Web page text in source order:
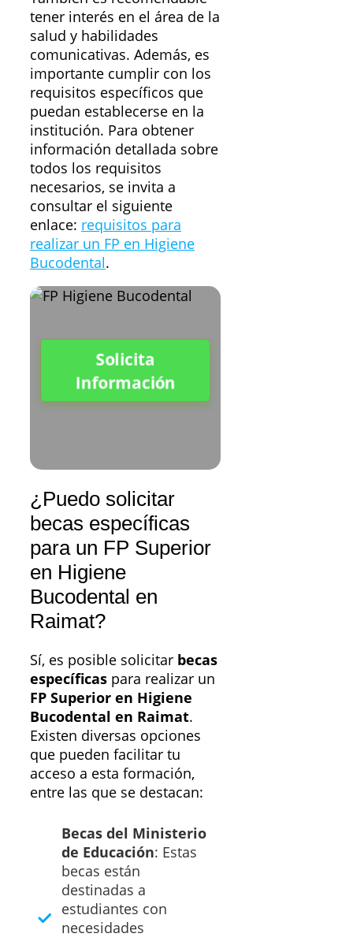
tener interés en el área de la
salud y habilidades
comunicativas. Además, es
importante cumplir con los
requisitos específicos que
puedan establecerse en la
institución. Para obtener
información detallada sobre
todos los requisitos
necesarios, se invita a
consultar el siguiente
enlace: requisitos para
realizar un FP en Higiene
Bucodental.
Solicita
Información
¿Puedo solicitar
becas específicas
para un FP Superior
en Higiene
Bucodental en
Raimat?
Sí, es posible solicitar becas
específicas para realizar un
FP Superior en Higiene
Bucodental en Raimat.
Existen diversas opciones
que pueden facilitar tu
acceso a esta formación,
entre las que se destacan:
Becas del Ministerio
de Educación: Estas
becas están
destinadas a
estudiantes con
necesidades